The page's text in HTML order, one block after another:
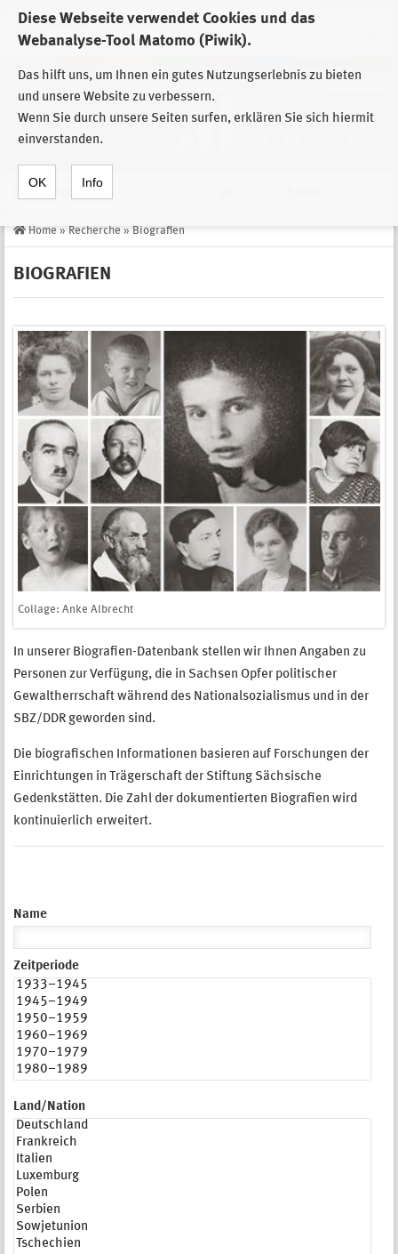
Diese Webseite verwendet Cookies und das
Webanalyse-Tool Matomo (Piwik).
Das hilft uns, um Ihnen ein gutes Nutzungserlebnis zu bieten
und unsere Website zu verbessern.
Wenn Sie durch unsere Seiten surfen, erklären Sie sich hiermit
einverstanden.
OK Info
Zur Auswahl der Einrichtungen der
Stiftung Sächsische Gedenkstätten
Home » Recherche » Biografien
BIOGRAFIEN
Collage: Anke Albrecht
In unserer Biografien-Datenbank stellen wir Ihnen Angaben zu
Personen zur Verfügung, die in Sachsen Opfer politischer
Gewaltherrschaft während des Nationalsozialismus und in der
SBZ/DDR geworden sind.
Die biografischen Informationen basieren auf Forschungen der
Einrichtungen in Trägerschaft der Stiftung Sächsische
Gedenkstätten. Die Zahl der dokumentierten Biografien wird
kontinuierlich erweitert.
Name
Zeitperiode
Land/Nation